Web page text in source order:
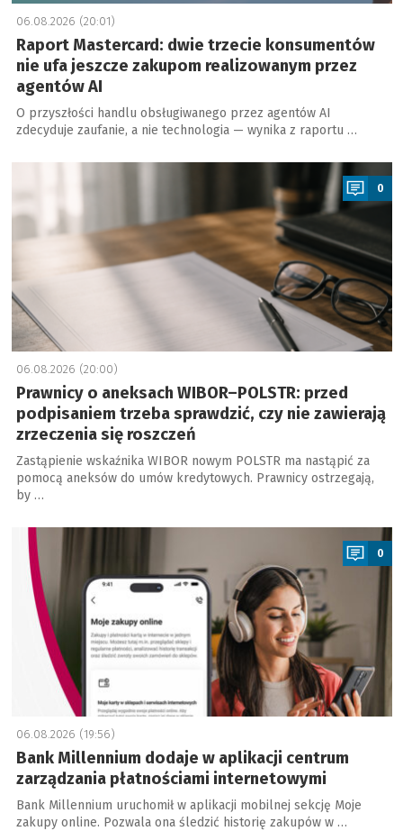
06.08.2026 (20:01)
Raport Mastercard: dwie trzecie konsumentów
nie ufa jeszcze zakupom realizowanym przez
agentów AI
O przyszłości handlu obsługiwanego przez agentów AI
zdecyduje zaufanie, a nie technologia — wynika z raportu …
a
0
06.08.2026 (20:00)
Prawnicy o aneksach WIBOR–POLSTR: przed
podpisaniem trzeba sprawdzić, czy nie zawierają
zrzeczenia się roszczeń
Zastąpienie wskaźnika WIBOR nowym POLSTR ma nastąpić za
pomocą aneksów do umów kredytowych. Prawnicy ostrzegają,
by …
0
06.08.2026 (19:56)
Bank Millennium dodaje w aplikacji centrum
zarządzania płatnościami internetowymi
Bank Millennium uruchomił w aplikacji mobilnej sekcję Moje
zakupy online. Pozwala ona śledzić historię zakupów w …